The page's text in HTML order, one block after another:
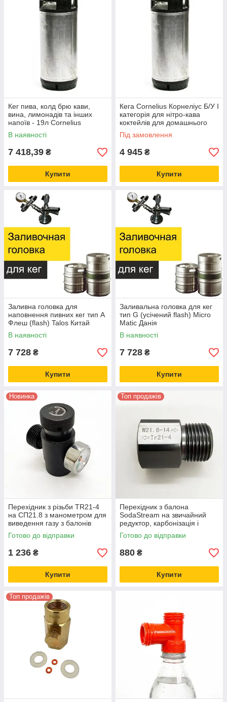
Кег пива, колд брю кави,
вина, лимонадів та інших
напоїв - 19л Cornelius
Корнеліус
В наявності
7 418,39 ₴
Купити
Кега Cornelius Корнеліус Б/У I
категорія для нітро-кава
коктейлів для домашнього
пивоваріння 19л
Під замовлення
4 945 ₴
Купити
Заливна головка для
наповнення пивних кег тип А
Флеш (flash) Talos Китай
В наявності
7 728 ₴
Купити
Заливальна головка для кег
тип G (усічений flash) Micro
Matic Данія
В наявності
7 728 ₴
Купити
Новинка
Перехідник з різьби TR21-4
на СП21.8 з манометром для
виведення газу з балонів
SodaStream
Готово до відправки
1 236 ₴
Купити
Топ продажів
Перехідник з балона
SodaStream на звичайний
редуктор, карбонізація і
розлив напоїв удома, CO2
для акваріума
Готово до відправки
880 ₴
Купити
Топ продажів